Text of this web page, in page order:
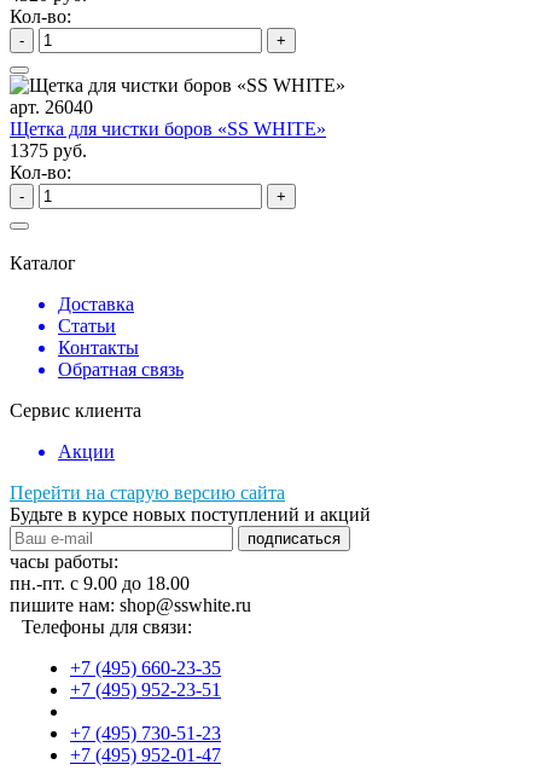
Кол-во:
- +
арт. 26040
Щетка для чистки боров «SS WHITE»
1375 руб.
Кол-во:
- +
Каталог
Доставка
Статьи
Контакты
Обратная связь
Сервис клиента
Акции
Перейти на старую версию сайта
Будьте в курсе новых поступлений и акций
подписаться
часы работы:
пн.-пт. с 9.00 до 18.00
пишите нам: shop@sswhite.ru
Телефоны для связи:
+7 (495) 660-23-35
+7 (495) 952-23-51
+7 (495) 730-51-23
+7 (495) 952-01-47